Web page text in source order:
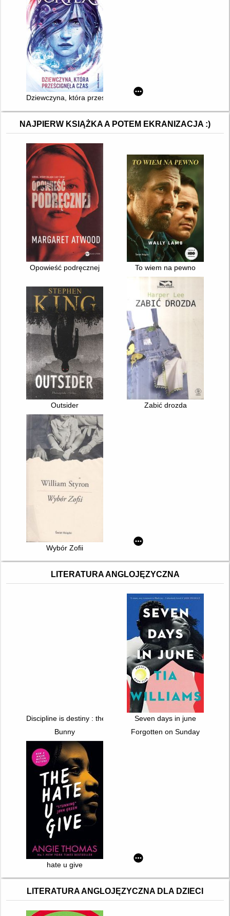
Dziewczyna, która prześcignęła czas
NAJPIERW KSIĄŻKA A POTEM EKRANIZACJA :)
Opowieść podręcznej To wiem na pewno
Outsider Zabić drozda
Wybór Zofii
LITERATURA ANGLOJĘZYCZNA
Discipline is destiny : the power of self-control
Seven days in june
Bunny
Forgotten on Sunday
hate u give
LITERATURA ANGLOJĘZYCZNA DLA DZIECI